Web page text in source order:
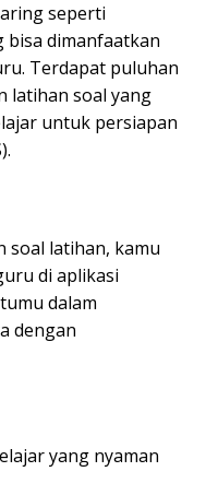
seperti
bisa dimanfaatkan
Terdapat puluhan
latihan soal yang
untuk persiapan
soal latihan, kamu
di aplikasi
dalam
dengan
yang nyaman